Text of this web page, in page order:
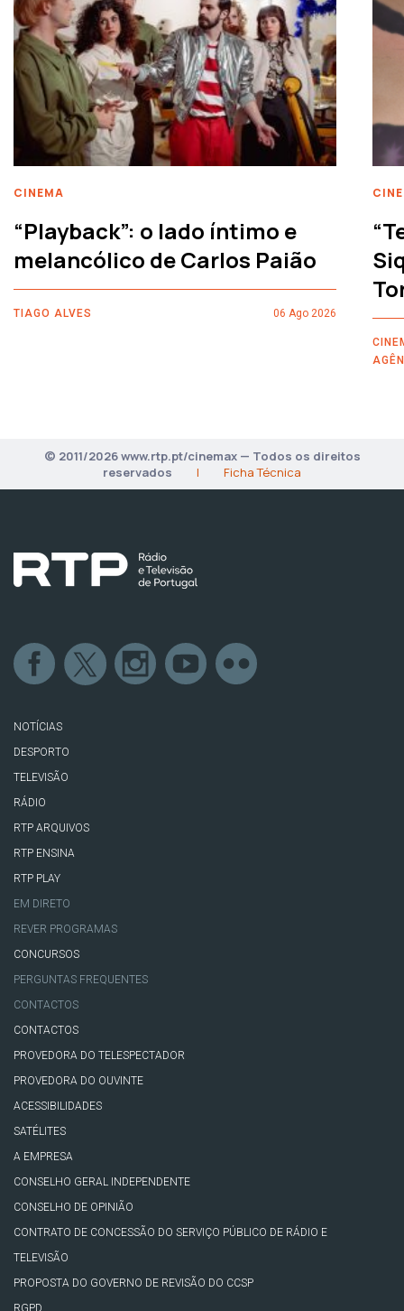
CINEMA
“Playback”: o lado íntimo e
melancólico de Carlos Paião
TIAGO ALVES 06 Ago 2026
© 2011/2026 www.rtp.pt/cinemax — Todos os direitos
reservados
| Ficha Técnica
NOTÍCIAS
DESPORTO
TELEVISÃO
RÁDIO
RTP ARQUIVOS
RTP ENSINA
RTP PLAY
EM DIRETO
REVER PROGRAMAS
CONCURSOS
PERGUNTAS FREQUENTES
CONTACTOS
CONTACTOS
PROVEDORA DO TELESPECTADOR
PROVEDORA DO OUVINTE
ACESSIBILIDADES
SATÉLITES
A EMPRESA
CONSELHO GERAL INDEPENDENTE
CONSELHO DE OPINIÃO
CONTRATO DE CONCESSÃO DO SERVIÇO PÚBLICO DE RÁDIO E
TELEVISÃO
PROPOSTA DO GOVERNO DE REVISÃO DO CCSP